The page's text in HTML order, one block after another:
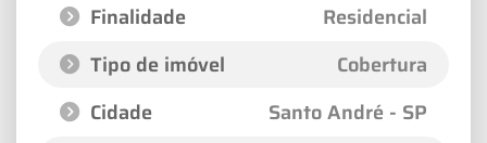
Finalidade
Residencial
Tipo de imóvel
Cobertura
Cidade
Santo André - SP